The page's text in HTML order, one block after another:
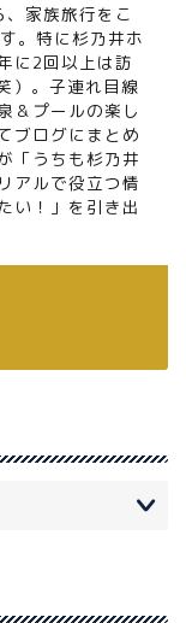
家族旅行をこ
。特に杉乃井ホ
に2回以上は訪
）。子連れ目線
＆プールの楽し
ブログにまとめ
「うちも杉乃井
アルで役立つ情
い！」を引き出